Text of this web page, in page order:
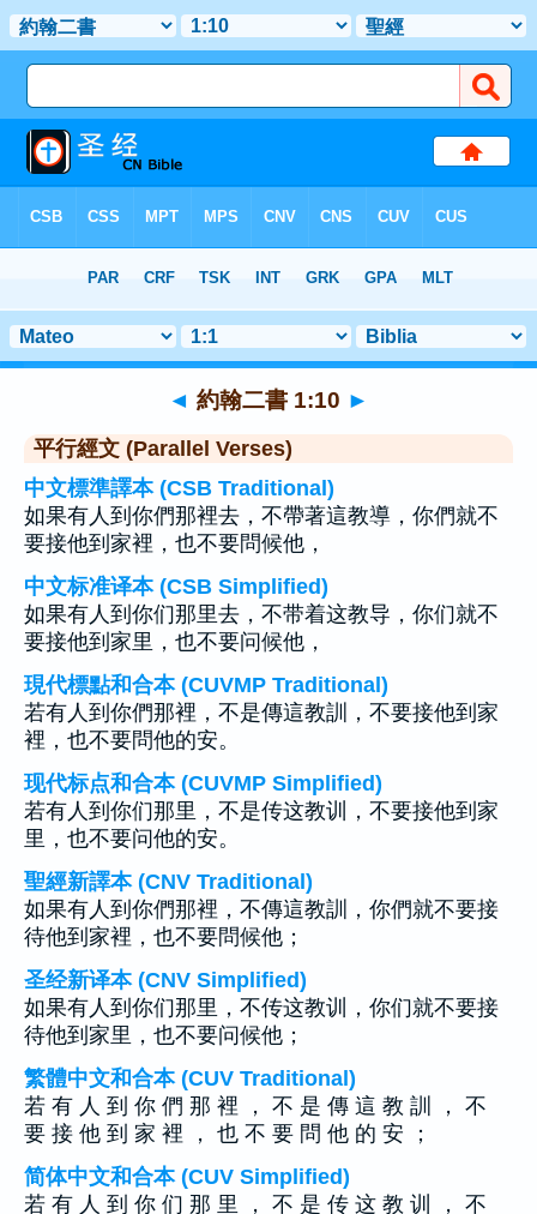
> 聖經金句 10
◄ 約翰二書 1:10 ►
平行經文 (Parallel Verses)
中文標準譯本 (CSB Traditional)
如果有人到你們那裡去，不帶著這教導，你們就不
要接他到家裡，也不要問候他，
中文标准译本 (CSB Simplified)
如果有人到你们那里去，不带着这教导，你们就不
要接他到家里，也不要问候他，
現代標點和合本 (CUVMP Traditional)
若有人到你們那裡，不是傳這教訓，不要接他到家
裡，也不要問他的安。
现代标点和合本 (CUVMP Simplified)
若有人到你们那里，不是传这教训，不要接他到家
里，也不要问他的安。
聖經新譯本 (CNV Traditional)
如果有人到你們那裡，不傳這教訓，你們就不要接
待他到家裡，也不要問候他；
圣经新译本 (CNV Simplified)
如果有人到你们那里，不传这教训，你们就不要接
待他到家里，也不要问候他；
繁體中文和合本 (CUV Traditional)
若 有 人 到 你 們 那 裡 ， 不 是 傳 這 教 訓 ， 不
要 接 他 到 家 裡 ， 也 不 要 問 他 的 安 ；
简体中文和合本 (CUV Simplified)
若 有 人 到 你 们 那 里 ， 不 是 传 这 教 训 ， 不